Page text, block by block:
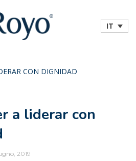
IT
CON DIGNIDAD
a liderar con
2019